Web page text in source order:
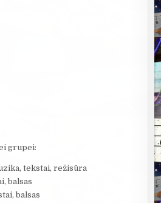
grupei:
tekstai, režisūra
balsas
balsas